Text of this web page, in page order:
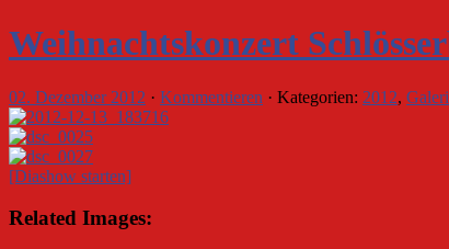
Weihnachtskonzert
02. Dezember 2012 · Kommentieren · Kategorien: 2012,
[Diashow starten]
Related Images: